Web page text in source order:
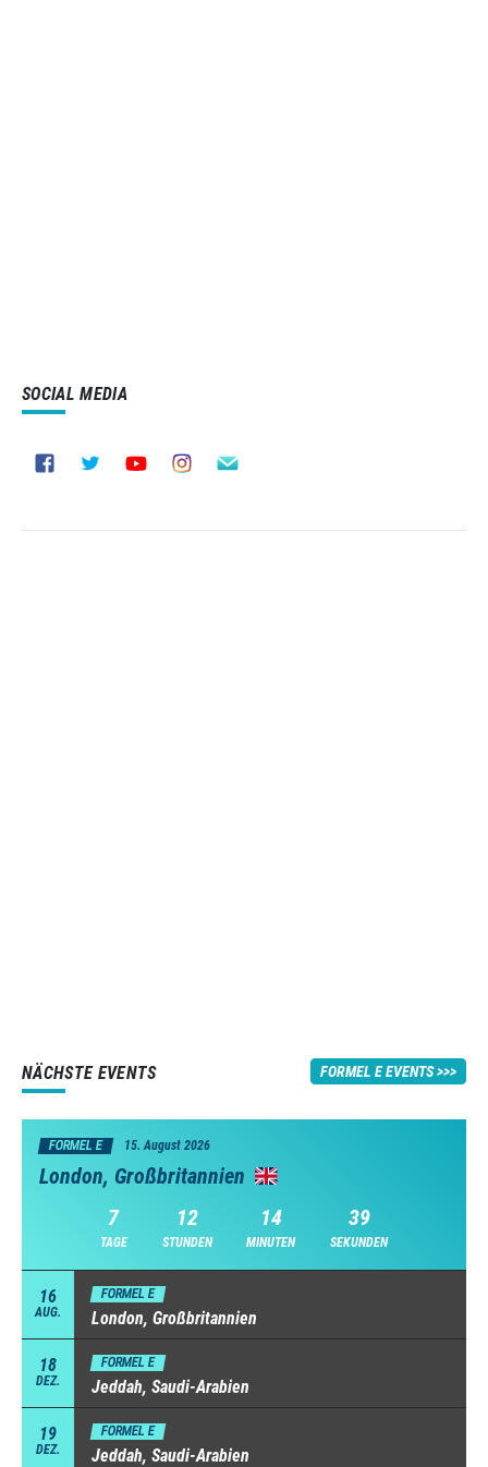
SOCIAL MEDIA
NÄCHSTE EVENTS FORMEL E EVENTS
FORMEL E 15. August 2026
London, Großbritannien
7
TAGE
12
STUNDEN
14
MINUTEN
39
SEKUNDEN
16
AUG.
FORMEL E
London, Großbritannien
18
DEZ.
FORMEL E
Jeddah, Saudi-Arabien
19
DEZ.
FORMEL E
Jeddah, Saudi-Arabien